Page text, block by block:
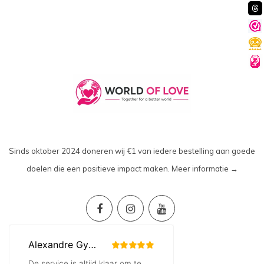
Sinds oktober 2024 doneren wij €1 van iedere bestelling aan goede
doelen die een positieve impact maken. Meer informatie →